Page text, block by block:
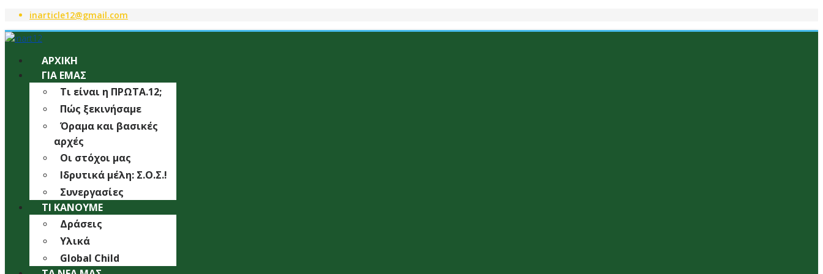
inarticle12@gmail.com
ΑΡΧΙΚΗ
ΓΙΑ ΕΜΆΣ
Τι είναι η ΠΡΩΤΑ.12;
Πώς ξεκινήσαμε
Όραμα και βασικές
αρχές
Οι στόχοι μας
Ιδρυτικά μέλη: Σ.Ο.Σ.!
Συνεργασίες
ΤΙ ΚΆΝΟΥΜΕ
Δράσεις
Υλικά
Global Child